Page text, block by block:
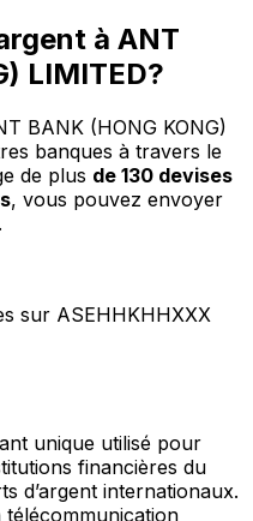
à ANT
LIMITED?
BANK (HONG KONG)
banques à travers le
de plus de 130 devises
, vous pouvez envoyer
sur ASEHHKHHXXX
unique utilisé pour
financières du
d’argent internationaux.